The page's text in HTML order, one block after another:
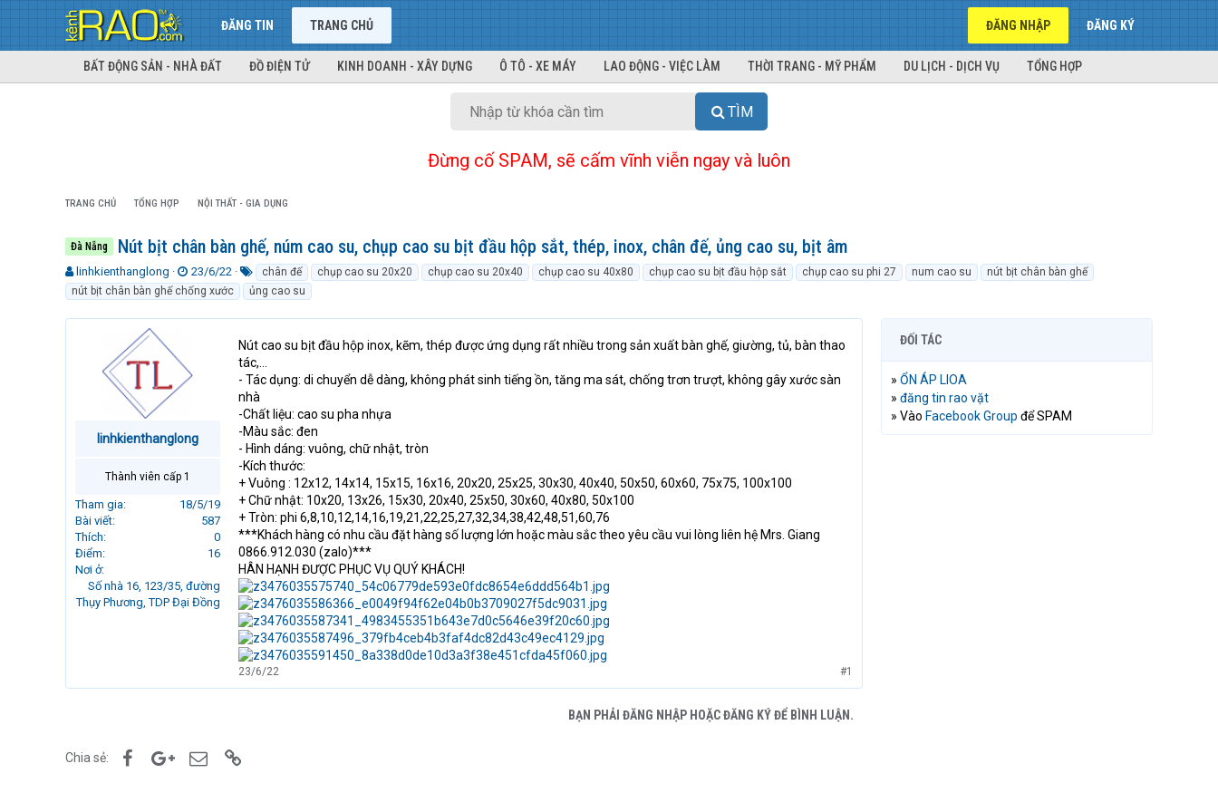
ĐĂNG TIN TRANG CHỦ ĐĂNG NHẬP ĐĂNG KÝ
BẤT ĐỘNG SẢN - NHÀ ĐẤT ĐỒ ĐIỆN TỬ KINH DOANH - XÂY DỰNG Ô TÔ - XE MÁY LAO ĐỘNG - VIỆC LÀM THỜI TRANG - MỸ PHẨM DU LỊCH - DỊCH VỤ TỔNG HỢP
TÌM
Đừng cố SPAM, sẽ cấm vĩnh viễn ngay và luôn
TRANG CHỦ TỔNG HỢP NỘI THẤT - GIA DỤNG
Đà Nẵng Nút bịt chân bàn ghế, núm cao su, chụp cao su bịt đầu hộp sắt, thép, inox, chân đế, ủng cao su, bịt âm
T
h
r
e
linhkienthanglong
N
g
à
y
i
23/6/22
ừ
k
h
a
chân đế chụp cao su 20x20 chụp cao su 20x40 chụp cao su 40x80 chụp cao su bịt đầu hộp sắt chụp cao su phi 27 num cao su
nút bịt chân bàn ghế
nút bịt chân bàn ghế chống xước
ủng cao su
linhkienthanglong
Thành viên cấp 1
Tham gia
18/5/19
Bài viết
587
Thích
0
Điểm
16
Nơi ở
Số nhà 16, 123/35, đường
Thụy Phương, TDP Đại Đồng
Nút cao su bịt đầu hộp inox, kẽm, thép được ứng dụng rất nhiều trong sản xuất bàn ghế, giường, tủ, bàn thao
tác,…
- Tác dụng: di chuyển dễ dàng, không phát sinh tiếng ồn, tăng ma sát, chống trơn trượt, không gây xước sàn
nhà
-Chất liệu: cao su pha nhựa
-Màu sắc: đen
- Hình dáng: vuông, chữ nhật, tròn
-Kích thước:
+ Vuông : 12x12, 14x14, 15x15, 16x16, 20x20, 25x25, 30x30, 40x40, 50x50, 60x60, 75x75, 100x100
+ Chữ nhật: 10x20, 13x26, 15x30, 20x40, 25x50, 30x60, 40x80, 50x100
+ Tròn: phi 6,8,10,12,14,16,19,21,22,25,27,32,34,38,42,48,51,60,76
***Khách hàng có nhu cầu đặt hàng số lượng lớn hoặc màu sắc theo yêu cầu vui lòng liên hệ Mrs. Giang
0866.912.030 (zalo)***
HÂN HẠNH ĐƯỢC PHỤC VỤ QUÝ KHÁCH!
23/6/22 #1
BẠN PHẢI ĐĂNG NHẬP HOẶC ĐĂNG KÝ ĐỂ BÌNH LUẬN.
Chia sẻ: FacebookGoogle+Email
ĐỐI TÁC
» ỔN ÁP LIOA
» đăng tin rao vặt
» Vào Facebook Group để SPAM